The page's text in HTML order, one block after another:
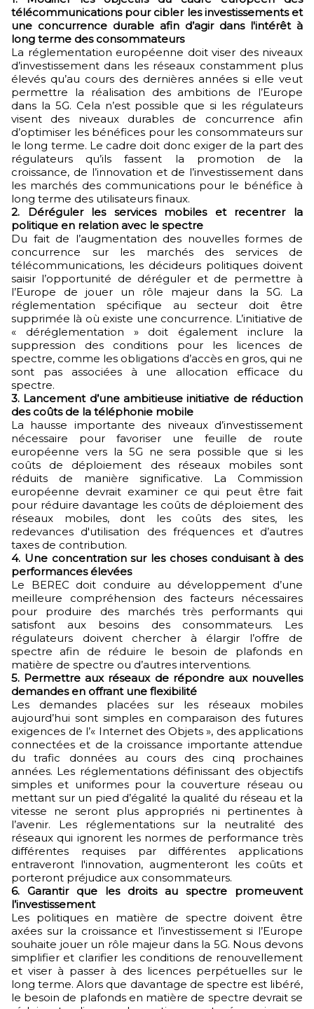
télécommunications pour cibler les investissements et
une concurrence durable afin d’agir dans l'intérêt à
long terme des consommateurs
La réglementation européenne doit viser des niveaux
d’investissement dans les réseaux constamment plus
élevés qu’au cours des dernières années si elle veut
permettre la réalisation des ambitions de l’Europe
dans la 5G. Cela n’est possible que si les régulateurs
visent des niveaux durables de concurrence afin
d’optimiser les bénéfices pour les consommateurs sur
le long terme. Le cadre doit donc exiger de la part des
régulateurs qu’ils fassent la promotion de la
croissance, de l’innovation et de l’investissement dans
les marchés des communications pour le bénéfice à
long terme des utilisateurs finaux.
2.
Déréguler les services mobiles et recentrer la
politique en relation avec le spectre
Du fait de l’augmentation des nouvelles formes de
concurrence sur les marchés des services de
télécommunications, les décideurs politiques doivent
saisir l’opportunité de déréguler et de permettre à
l’Europe de jouer un rôle majeur dans la 5G. La
réglementation spécifique au secteur doit être
supprimée là où existe une concurrence. L’initiative de
« déréglementation » doit également inclure la
suppression des conditions pour les licences de
spectre, comme les obligations d’accès en gros, qui ne
sont pas associées à une allocation efficace du
spectre.
3. Lancement d’une ambitieuse initiative de réduction
des coûts de la téléphonie mobile
La hausse importante des niveaux d’investissement
nécessaire pour favoriser une feuille de route
européenne vers la 5G ne sera possible que si les
coûts de déploiement des réseaux mobiles sont
réduits de manière significative. La Commission
européenne devrait examiner ce qui peut être fait
pour réduire davantage les coûts de déploiement des
réseaux mobiles, dont les coûts des sites, les
redevances d'utilisation des fréquences et d’autres
taxes de contribution.
4. Une concentration sur les choses conduisant à des
performances élevées
Le BEREC doit conduire au développement d’une
meilleure compréhension des facteurs nécessaires
pour produire des marchés très performants qui
satisfont aux besoins des consommateurs. Les
régulateurs doivent chercher à élargir l’offre de
spectre afin de réduire le besoin de plafonds en
matière de spectre ou d’autres interventions.
5. Permettre aux réseaux de répondre aux nouvelles
demandes en offrant une flexibilité
Les demandes placées sur les réseaux mobiles
aujourd’hui sont simples en comparaison des futures
exigences de l’« Internet des Objets », des applications
connectées et de la croissance importante attendue
du trafic données au cours des cinq prochaines
années. Les réglementations définissant des objectifs
simples et uniformes pour la couverture réseau ou
mettant sur un pied d’égalité la qualité du réseau et la
vitesse ne seront plus appropriés ni pertinentes à
l’avenir. Les réglementations sur la neutralité des
réseaux qui ignorent les normes de performance très
différentes requises par différentes applications
entraveront l'innovation, augmenteront les coûts et
porteront préjudice aux consommateurs.
6. Garantir que les droits au spectre promeuvent
l’investissement
Les politiques en matière de spectre doivent être
axées sur la croissance et l’investissement si l’Europe
souhaite jouer un rôle majeur dans la 5G. Nous devons
simplifier et clarifier les conditions de renouvellement
et viser à passer à des licences perpétuelles sur le
long terme. Alors que davantage de spectre est libéré,
le besoin de plafonds en matière de spectre devrait se